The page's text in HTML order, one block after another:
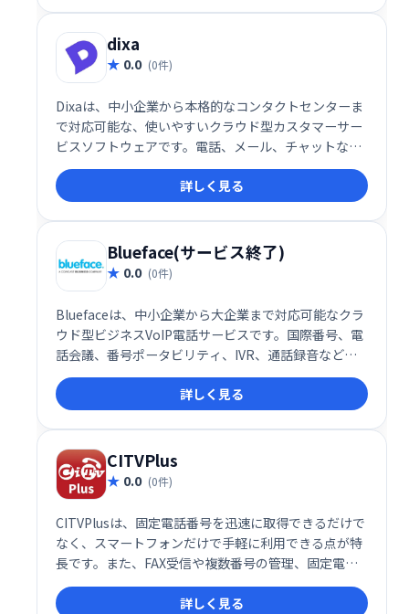
dixa
0.0 (0件)
Dixaは、中小企業から本格的なコンタクトセンターま
で対応可能な、使いやすいクラウド型カスタマーサー
ビスソフトウェアです。電話、メール、チャットなど
マルチチャネルに対応し、リアルタイムでパーソナル
な顧客サポートを提供します。Webブラウザで動作
し、追加のソフトウェアインストールやIT専門家のサ
ポートは不要です。場所を選ばず、いつでもどこでも
アクセス可能です。
詳しく見る
Blueface(サービス終了)
0.0 (0件)
Bluefaceは、中小企業から大企業まで対応可能なクラ
ウド型ビジネスVoIP電話サービスです。国際番号、電
話会議、番号ポータビリティ、IVR、通話録音など、
豊富な機能を提供。通話内容の保存によるトレーニン
グやコンプライアンスにも貢献します。コスト効率に
優れた、ビジネスコミュニケーションを最適化するソ
リューションです。
詳しく見る
CITVPlus
0.0 (0件)
CITVPlusは、固定電話番号を迅速に取得できるだけで
なく、スマートフォンだけで手軽に利用できる点が特
長です。また、FAX受信や複数番号の管理、固定電話
とスマホの連携など、多様な機能を提供しており、個
人利用だけでなくビジネス用途にも最適です。
詳しく見る